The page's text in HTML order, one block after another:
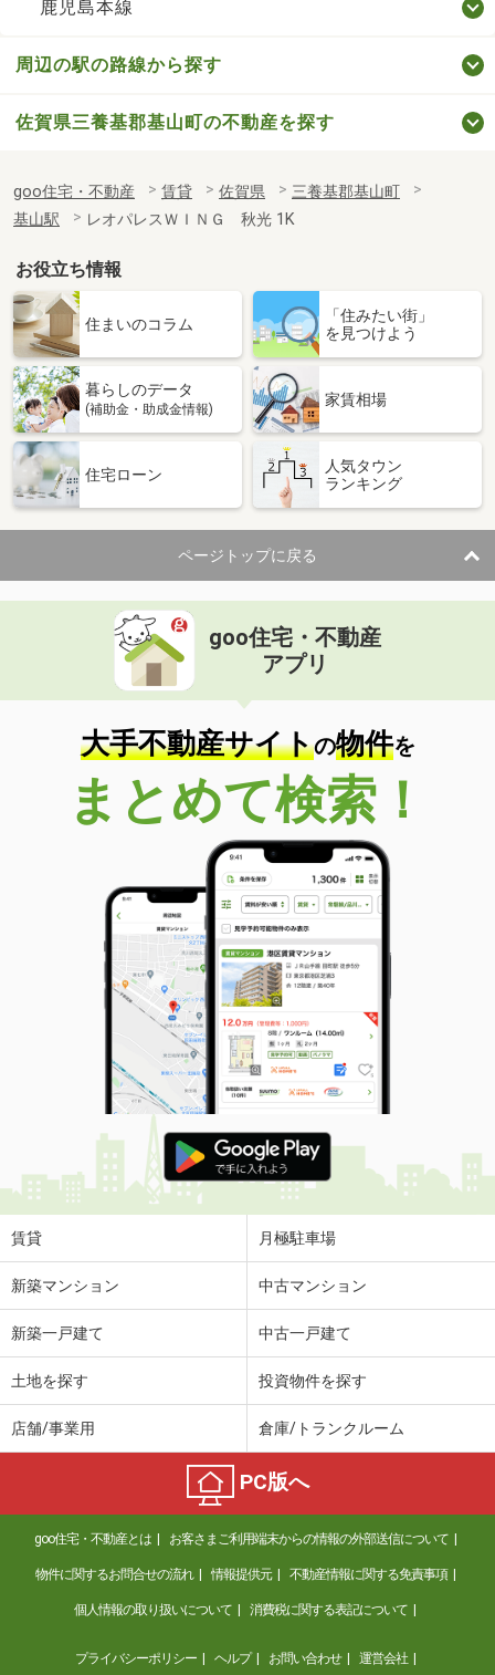
鹿児島本線
周辺の駅の路線から探す
佐賀県三養基郡基山町の不動産を探す
goo住宅・不動産 賃貸 佐賀県
三養基郡基山町
基山駅
レオパレスＷＩＮＧ 秋光 1K
お役立ち情報
住まいのコラム
「住みたい街」
を見つけよう
暮らしのデータ
(補助金・助成金情報)
家賃相場
住宅ローン
人気タウン
ランキング
ページトップに戻る
goo住宅・不動産
アプリ
大手不動産サイトの物件を
まとめて検索！
賃貸 月極駐車場
新築マンション 中古マンション
新築一戸建て 中古一戸建て
土地を探す 投資物件を探す
店舗/事業用 倉庫/トランクルーム
PC版へ
goo住宅・不動産とは お客さまご利用端末からの情報の外部送信について
物件に関するお問合せの流れ 情報提供元 不動産情報に関する免責事項
個人情報の取り扱いについて 消費税に関する表記について
プライバシーポリシー ヘルプ お問い合わせ 運営会社